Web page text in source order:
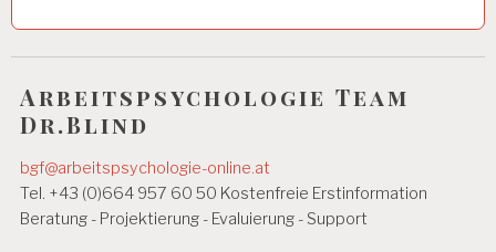
i
t
r
a
g
s
Arbeitspsychologie Team
Dr.Blind
bgf@arbeitspsychologie-online.at
Tel. +43 (0)664 957 60 50 Kostenfreie Erstinformation
Beratung - Projektierung - Evaluierung - Support